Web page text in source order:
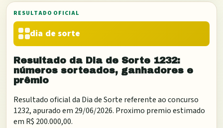
RESULTADO OFICIAL
dia de sorte
Resultado da Dia de Sorte 1232:
números sorteados, ganhadores e
prêmio
Resultado oficial da Dia de Sorte referente ao concurso
1232, apurado em 29/06/2026. Proximo premio estimado
em R$ 200.000,00.